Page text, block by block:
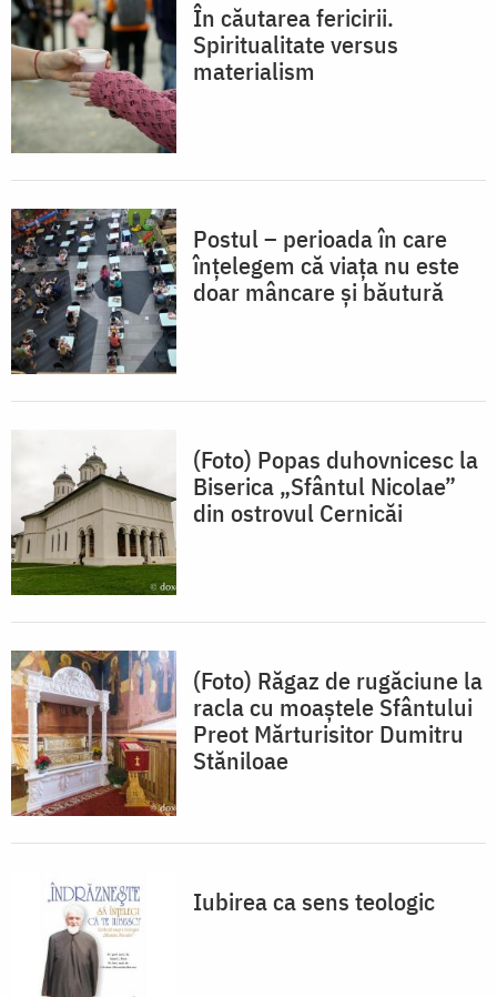
În căutarea fericirii.
Spiritualitate versus
materialism
Postul – perioada în care
înțelegem că viața nu este
doar mâncare și băutură
(Foto) Popas duhovnicesc la
Biserica „Sfântul Nicolae”
din ostrovul Cernicăi
(Foto) Răgaz de rugăciune la
racla cu moaștele Sfântului
Preot Mărturisitor Dumitru
Stăniloae
Iubirea ca sens teologic